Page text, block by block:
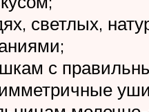
светлых,
с